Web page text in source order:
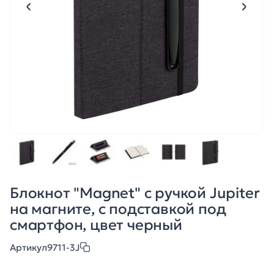
Блокнот "Magnet" с ручкой Jupiter
на магните, с подставкой под
смартфон, цвет черный
Артикул9711-3J